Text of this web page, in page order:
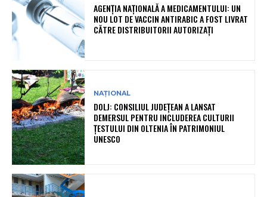
AGENȚIA NAȚIONALĂ A MEDICAMENTULUI: UN
NOU LOT DE VACCIN ANTIRABIC A FOST LIVRAT
CĂTRE DISTRIBUITORII AUTORIZAȚI
NAȚIONAL
DOLJ: CONSILIUL JUDEȚEAN A LANSAT
DEMERSUL PENTRU INCLUDEREA CULTURII
ȚESTULUI DIN OLTENIA ÎN PATRIMONIUL
UNESCO